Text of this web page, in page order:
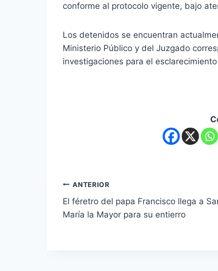
conforme al protocolo vigente, bajo
Los detenidos se encuentran
Ministerio Público y del Juzgado
investigaciones para el
ANTERIOR
El féretro del papa Francisco llega a
María la Mayor para su entierro